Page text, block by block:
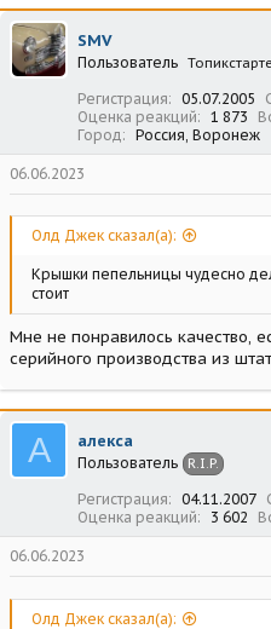
SMV
Пользователь
Регистрация 05.07.2005
Оценка реакций
1 873
Город
Россия, Воронеж
06.06.2023
Олд Джек сказал(а):
Крышки пепельницы чудесно
стоит
Мне не понравилось качество,
серийного производства из
А алекса
Пользователь R.I.P.
Регистрация 04.11.2007
Оценка реакций
3 602
06.06.2023
Олд Джек сказал(а):